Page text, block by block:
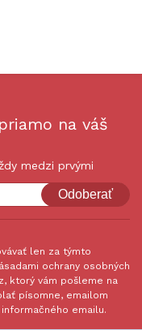
na váš
medzi prvými
Odoberať
len za týmto
ochrany osobných
ktorý vám pošleme na
písomne, emailom
emailu.